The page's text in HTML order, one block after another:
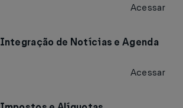
Acessar
Integração de Notícias e Agenda
Acessar